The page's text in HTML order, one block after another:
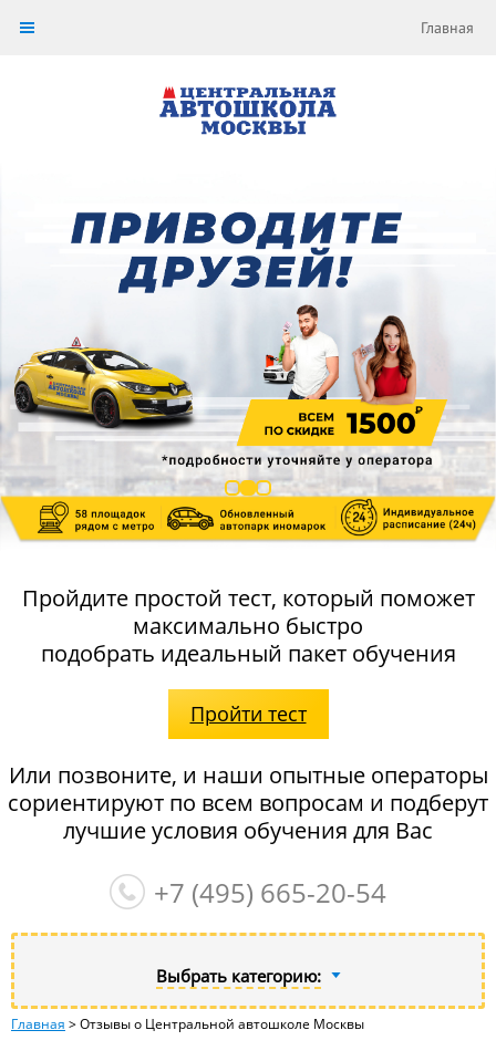
Главная
Пройдите простой тест, который поможет
максимально быстро
подобрать идеальный пакет обучения
Пройти тест
Или позвоните, и наши опытные операторы
сориентируют по всем вопросам и подберут
лучшие условия обучения для Вас
+7 (495) 665-20-54
Выбрать категорию:
Главная >Отзывы о Центральной автошколе Москвы